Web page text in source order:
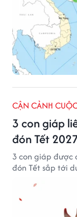
CẬN CẢNH
3 con giáp
đón Tết
3 con giáp được
đón Tết sắp tới